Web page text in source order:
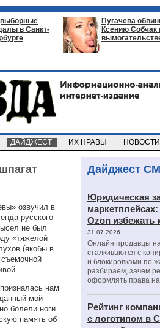
в Санкт-
Пугачева
Ксению Собчак
ДАЙДЖЕСТ ИХ НРАВЫ
озвучил в
русского
не был
«тяжелой
(якобы в
съемочной
нам
мой
болели ноги.
память об
Дайджест
Юридическая
Ozon избежать
31.07.2026
Онлайн продавцы
сталкиваются с
и блокировками по
разбираем, зачем
оформлять права
Рейтинг
с логотипом в